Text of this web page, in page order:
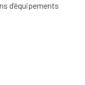
d’équipements